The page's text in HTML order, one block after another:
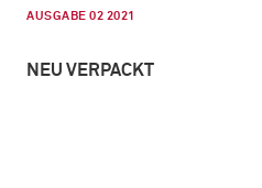
AUSGABE 02 2021
NEU VERPACKT